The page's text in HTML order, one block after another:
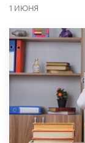
1 ИЮНЯ